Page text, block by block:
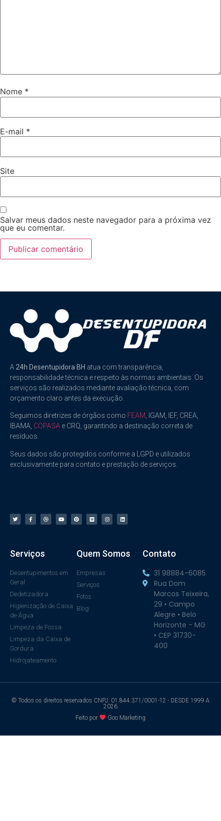
Nome *
E-mail *
Site
Salvar meus dados neste navegador para a próxima vez
que eu comentar.
A 24h Desentupidora BH atua com transparência,
responsabilidade técnica e respeito às normas ambientais. Os
serviços são realizados mediante avaliação técnica, com
orçamento claro antes da execução.
Seguimos diretrizes de órgãos como FEAM, IGAM, IEF, CREA,
IBAMA, COPASA e CRQ, garantindo a destinação correta de
resíduos.
Seus dados são protegidos conforme a LGPD e utilizados
exclusivamente para contato e prestação de serviços.
Serviços
Desentupimentos em
Geral
Dedetizadora
Higienização de Caixa
de Água
Limpeza de Fossa
Limpeza da Caixa de
Gordura
Hidrojateamento
Quem Somos
Empresas
Serviços
Fotos
Blog
Contato
31 98884-6085
Rua Dom
Marcos Teixeira,
29 • Campo
Alegre • Belo
Horizonte - MG
• CEP 31730-
400
© Todos os direitos reservados CNPJ: 01.844.371/0001-12 - DESDE 1999 A
2026
Feito por
Goo Marketing